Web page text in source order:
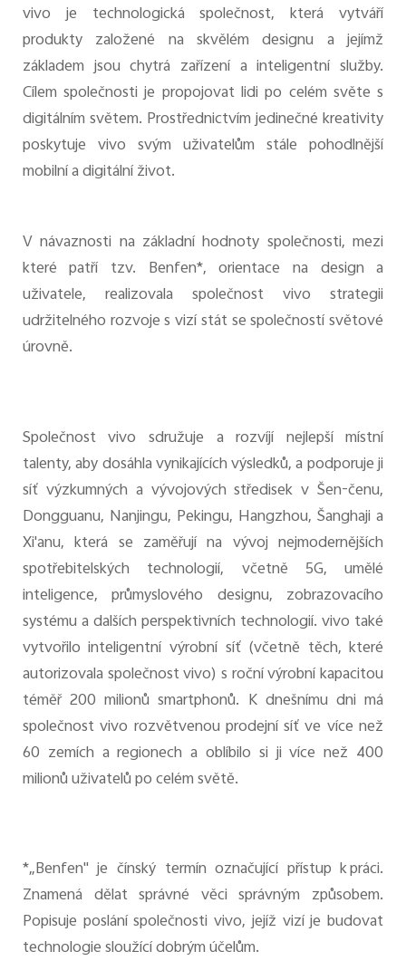
vivo je technologická společnost, která vytváří
produkty založené na skvělém designu a jejímž
základem jsou chytrá zařízení a inteligentní služby.
Cílem společnosti je propojovat lidi po celém světe s
digitálním světem. Prostřednictvím jedinečné kreativity
poskytuje vivo svým uživatelům stále pohodlnější
mobilní a digitální život.
V návaznosti na základní hodnoty společnosti, mezi
které patří tzv. Benfen*, orientace na design a
uživatele, realizovala společnost vivo strategii
udržitelného rozvoje s vizí stát se společností světové
úrovně.
Společnost vivo sdružuje a rozvíjí nejlepší místní
talenty, aby dosáhla vynikajících výsledků, a podporuje ji
síť výzkumných a vývojových středisek v Šen-čenu,
Dongguanu, Nanjingu, Pekingu, Hangzhou, Šanghaji a
Xi'anu, která se zaměřují na vývoj nejmodernějších
spotřebitelských technologií, včetně 5G, umělé
inteligence, průmyslového designu, zobrazovacího
systému a dalších perspektivních technologií. vivo také
vytvořilo inteligentní výrobní síť (včetně těch, které
autorizovala společnost vivo) s roční výrobní kapacitou
téměř 200 milionů smartphonů. K dnešnímu dni má
společnost vivo rozvětvenou prodejní síť ve více než
60 zemích a regionech a oblíbilo si ji více než 400
milionů uživatelů po celém světě.
*„Benfen" je čínský termín označující přístup k práci.
Znamená dělat správné věci správným způsobem.
Popisuje poslání společnosti vivo, jejíž vizí je budovat
technologie sloužící dobrým účelům.